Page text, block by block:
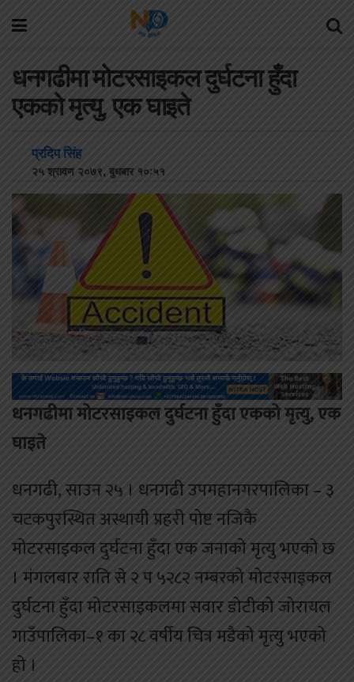
धनगढीमा मोटरसाइकल दुर्घटना हुँदा
एकको मृत्यु, एक घाइते
प्रदिप सिंह
२५ श्रावण २०७९, बुधबार १०:५१
धनगढीमा मोटरसाइकल दुर्घटना हुँदा एकको मृत्यु, एक
घाइते
धनगढी, साउन २५ । धनगढी उपमहानगरपालिका – ३
चटकपुरस्थित अस्थायी प्रहरी पोष्ट नजिकै
मोटरसाइकल दुर्घटना हुँदा एक जनाको मृत्यु भएको छ
। मंगलबार राति से २ प ५२८२ नम्बरको मोटरसाइकल
दुर्घटना हुँदा मोटरसाइकलमा सवार डोटीको जोरायल
गाउँपालिका–१ का २८ वर्षीय चित्र मडैको मृत्यु भएको
हो ।